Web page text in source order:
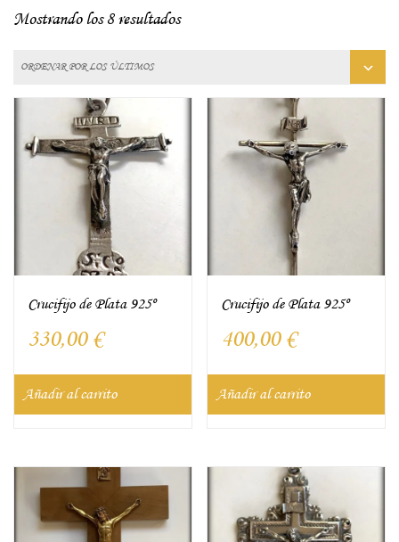
Mostrando los 8 resultados
Crucifijo de Plata 925º
330,00 €
Añadir al carrito
Crucifijo de Plata 925º
400,00 €
Añadir al carrito